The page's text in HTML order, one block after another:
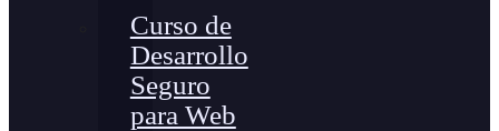
Curso de
Desarrollo
Seguro
para Web